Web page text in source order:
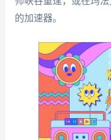
的加速器。